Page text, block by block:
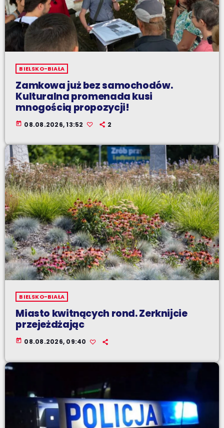
BIELSKO-BIAŁA
Zamkowa już bez samochodów.
Kulturalna promenada kusi
mnogością propozycji!
today 08.08.2026, 13:52 2
BIELSKO-BIAŁA
Miasto kwitnących rond. Zerknijcie
przejeżdżając
today 08.08.2026, 09:40